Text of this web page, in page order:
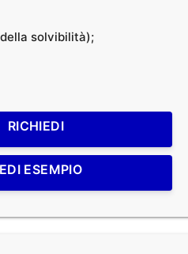
solvibilità);
RICHIEDI
ESEMPIO